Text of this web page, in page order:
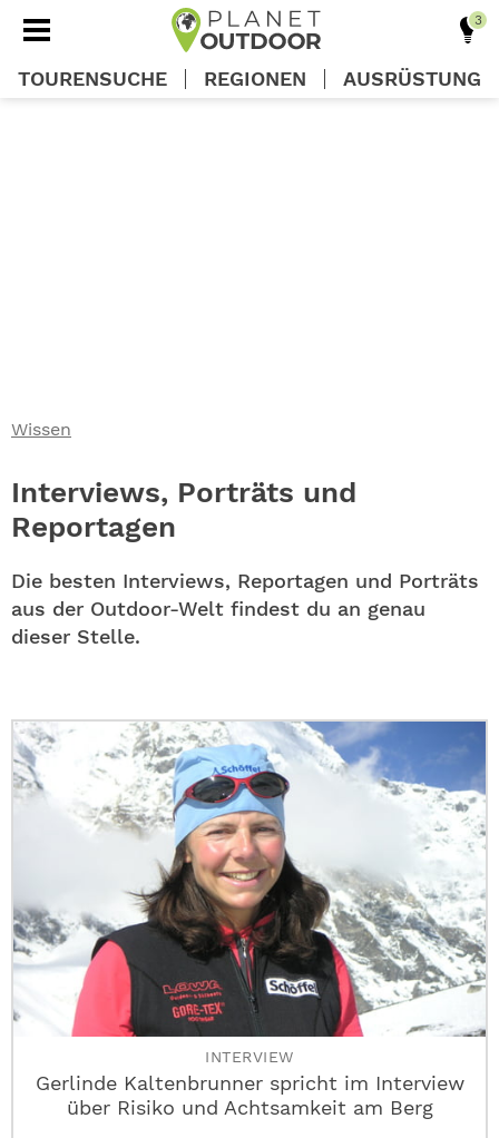
Wissen
Interviews, Porträts und
Reportagen
Die besten Interviews, Reportagen und Porträts
aus der Outdoor-Welt findest du an genau
dieser Stelle.
INTERVIEW
Gerlinde Kaltenbrunner spricht im Interview
über Risiko und Achtsamkeit am Berg
TOURENSUCHE REGIONEN AUSRÜSTUNG
ABO
NEWSLETTER
SHOP